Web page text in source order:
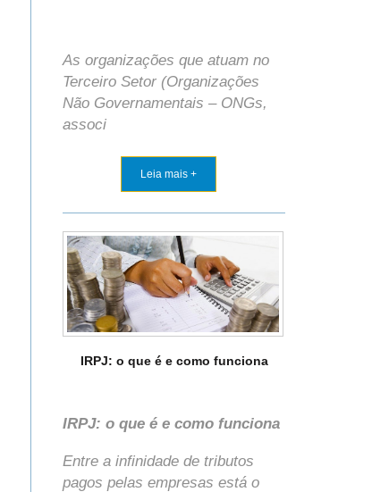
As organizações que atuam no
Terceiro Setor (Organizações
Não Governamentais – ONGs,
associ
Leia mais +
IRPJ: o que é e como funciona
IRPJ: o que é e como funciona
Entre a infinidade de tributos
pagos pelas empresas está o